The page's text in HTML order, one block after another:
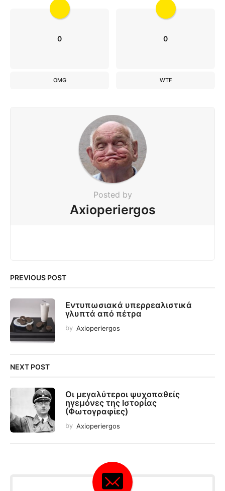
0
OMG
0
WTF
Posted by
Axioperiergos
PREVIOUS POST
Εντυπωσιακά υπερρεαλιστικά
γλυπτά από πέτρα
by Axioperiergos
NEXT POST
Οι μεγαλύτεροι ψυχοπαθείς
ηγεμόνες της Ιστορίας
(Φωτογραφίες)
by Axioperiergos